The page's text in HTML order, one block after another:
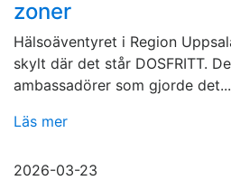
zoner
Hälsoäventyret i Region
skylt där det står DOSFRITT.
ambassadörer som gjorde det...
Läs mer
2026-03-23